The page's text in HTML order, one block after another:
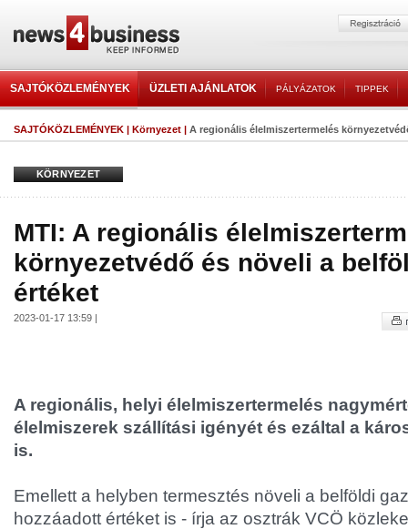
SAJTÓKÖZLEMÉNYEK ÜZLETI AJÁNLATOK PÁLYÁZATOK TIPPEK
SAJTÓKÖZLEMÉNYEK | Környezet | A regionális élelmiszertermelés
KÖRNYEZET
MTI: A regionális
környezetvédő és növeli a
értéket
2023-01-17 13:59 |
A regionális, helyi élelmiszertermelés
élelmiszerek szállítási igényét és ezáltal a
is.
Emellett a helyben termesztés növeli a belföldi
hozzáadott értéket is - írja az osztrák VCÖ